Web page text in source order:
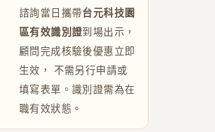
諮詢當日攜帶台元科技園
區有效識別證到場出示，
顧問完成核驗後優惠立即
生效， 不需另行申請或
填寫表單。識別證需為在
職有效狀態。